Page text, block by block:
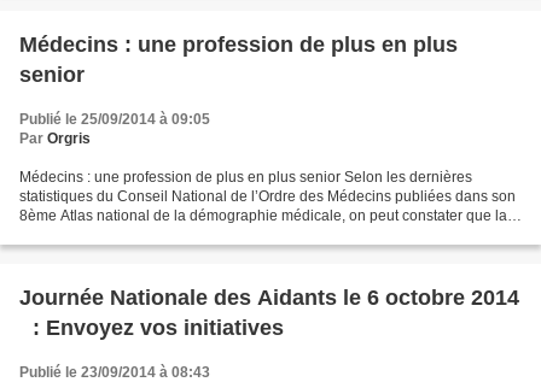
Médecins : une profession de plus en plus
senior
Publié le 25/09/2014 à 09:05
Par Orgris
Médecins : une profession de plus en plus senior Selon les dernières
statistiques du Conseil National de l’Ordre des Médecins publiées dans son
8ème Atlas national de la démographie médicale, on peut constater que la
Journée Nationale des Aidants le 6 octobre 2014
: Envoyez vos initiatives
Publié le 23/09/2014 à 08:43